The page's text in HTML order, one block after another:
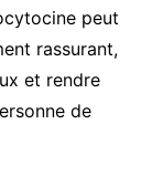
peut
rassurant,
et rendre
de